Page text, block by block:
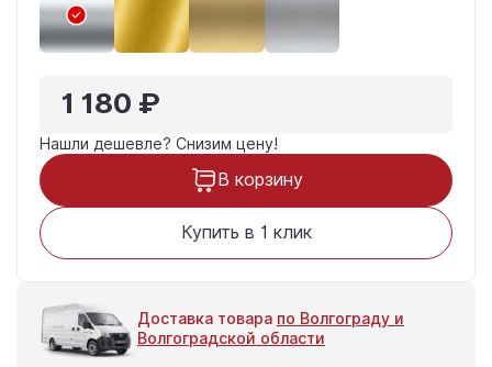
1 180 ₽
Нашли дешевле? Снизим цену!
В корзину
Купить в 1 клик
Доставка товара по Волгограду и
Волгоградской области